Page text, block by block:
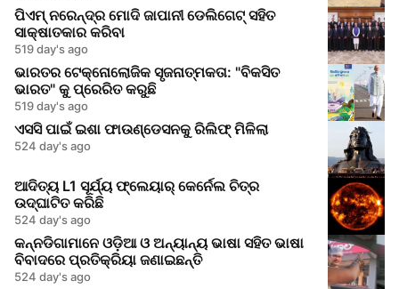
ପିଏମ୍ ନରେନ୍ଦ୍ର ମୋଦି ଜାପାନୀ ଡେଲିଗେଟ୍ ସହିତ
ସାକ୍ଷାତକାର କରିବା
519 day's ago
ଭାରତର ଟେକ୍ନୋଲୋଜିକ ସୃଜନାତ୍ମକତା: "ବିକସିତ
ଭାରତ" କୁ ପ୍ରେରିତ କରୁଛି
519 day's ago
ଏସସି ପାଇଁ ଇଶା ଫାଉଣ୍ଡେସନକୁ ରିଲିଫ୍ ମିଳିଲା
524 day's ago
ଆଦିତ୍ୟ L1 ସୂର୍ଯ୍ୟ ଫ୍ଲେୟାର୍ କେର୍ନେଲ ଚିତ୍ର
ଉଦ୍ଘାଟିତ କରିଛି
524 day's ago
କନ୍ନଡିଗାମାନେ ଓଡ଼ିଆ ଓ ଅନ୍ୟାନ୍ୟ ଭାଷା ସହିତ ଭାଷା
ବିବାଦରେ ପ୍ରତିକ୍ରିୟା ଜଣାଇଛନ୍ତି
524 day's ago